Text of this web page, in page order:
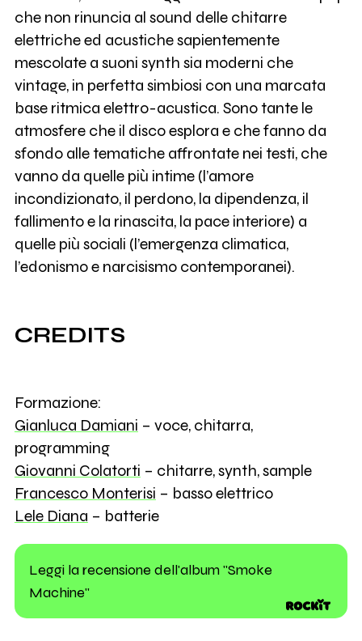
che non rinuncia al sound delle chitarre
elettriche ed acustiche sapientemente
mescolate a suoni synth sia moderni che
vintage, in perfetta simbiosi con una marcata
base ritmica elettro-acustica. Sono tante le
atmosfere che il disco esplora e che fanno da
sfondo alle tematiche affrontate nei testi, che
vanno da quelle più intime (l’amore
incondizionato, il perdono, la dipendenza, il
fallimento e la rinascita, la pace interiore) a
quelle più sociali (l’emergenza climatica,
l’edonismo e narcisismo contemporanei).
CREDITS
Formazione:
Gianluca Damiani – voce, chitarra,
programming
Giovanni Colatorti – chitarre, synth, sample
Francesco Monterisi – basso elettrico
Lele Diana – batterie
Leggi la recensione dell'album "Smoke
Machine"